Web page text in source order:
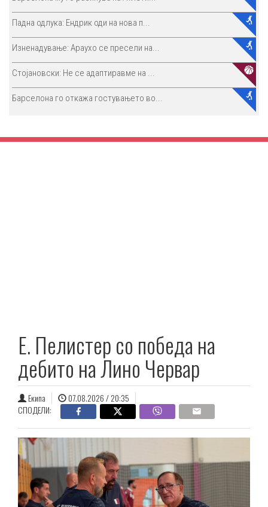
Падна одлука: Ендрик оди на нова п...
Изненадување: Араухо се пресели на...
Стојановски: Не се адаптиравме на ...
Барселона го откажа гостувањето во...
E. Пелистер со победа на
дебито на Лино Червар
Екипа
07.08.2026 / 20:35
СПОДЕЛИ: